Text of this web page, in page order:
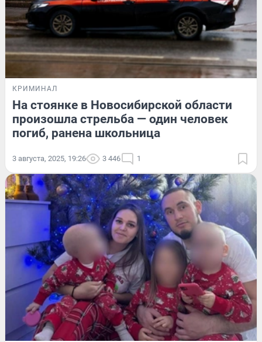
КРИМИНАЛ
На стоянке в Новосибирской области
произошла стрельба — один человек
погиб, ранена школьница
3 августа, 2025, 19:26 3 446 1